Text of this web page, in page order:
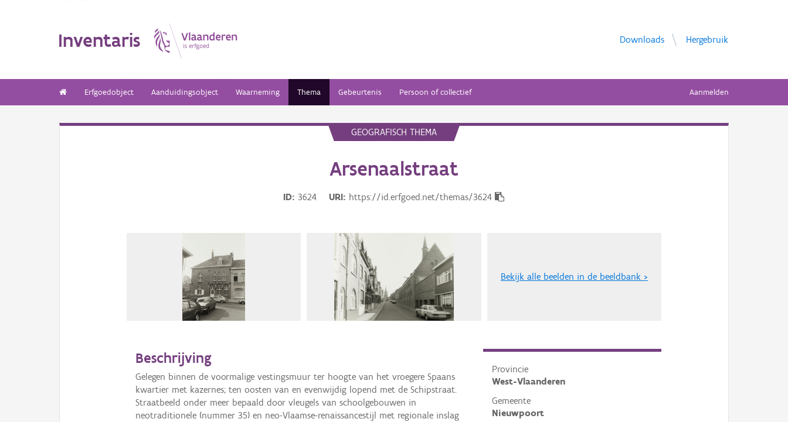
Inventaris Downloads Hergebruik
Erfgoedobject Aanduidingsobject Waarneming Thema Gebeurtenis Persoon of collectief Aanmelden
GEOGRAFISCH THEMA
Arsenaalstraat
ID 3624 URI https://id.erfgoed.net/themas/3624
Bekijk alle beelden in de beeldbank >
Provincie
West-Vlaanderen
Gemeente
Nieuwpoort
Beschrijving
Gelegen binnen de voormalige vestingsmuur ter hoogte van het vroegere Spaans
kwartier met kazernes; ten oosten van en evenwijdig lopend met de Schipstraat.
Straatbeeld onder meer bepaald door vleugels van schoolgebouwen in
neotraditionele (nummer 35) en neo-Vlaamse-renaissancestijl met regionale inslag